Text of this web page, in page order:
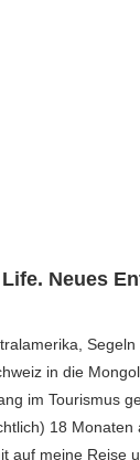
Neues
in die
im Tourismus
18 Monaten
auf meine Reise